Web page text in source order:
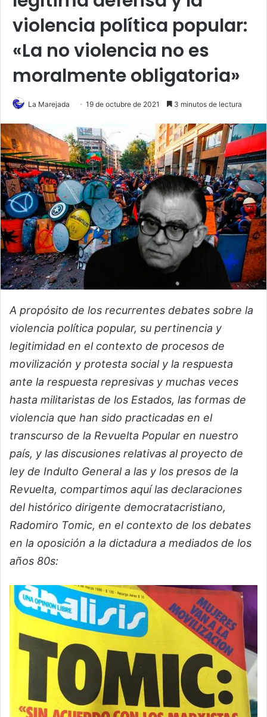
violencia política popular:
«La no violencia no es
moralmente obligatoria»
La Marejada 19 de octubre de 2021 3 minutos de lectura
A propósito de los recurrentes debates sobre la
violencia política popular, su pertinencia y
legitimidad en el contexto de procesos de
movilización y protesta social y la respuesta
ante la respuesta represivas y muchas veces
hasta militaristas de los Estados, las formas de
violencia que han sido practicadas en el
transcurso de la Revuelta Popular en nuestro
país, y las discusiones relativas al proyecto de
ley de Indulto General a las y los presos de la
Revuelta, compartimos aquí las declaraciones
del histórico dirigente democratacristiano,
Radomiro Tomic, en el contexto de los debates
en la oposición a la dictadura a mediados de los
años 80s: